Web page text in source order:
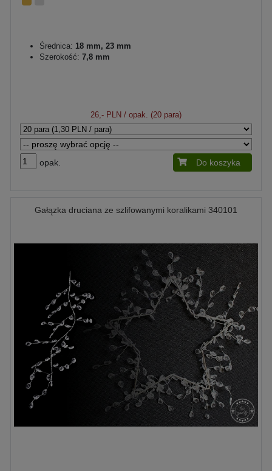
Średnica: 18 mm, 23 mm
Szerokość: 7,8 mm
26,- PLN / opak. (20 para)
opak. Do koszyka
Gałązka druciana ze szlifowanymi koralikami 340101